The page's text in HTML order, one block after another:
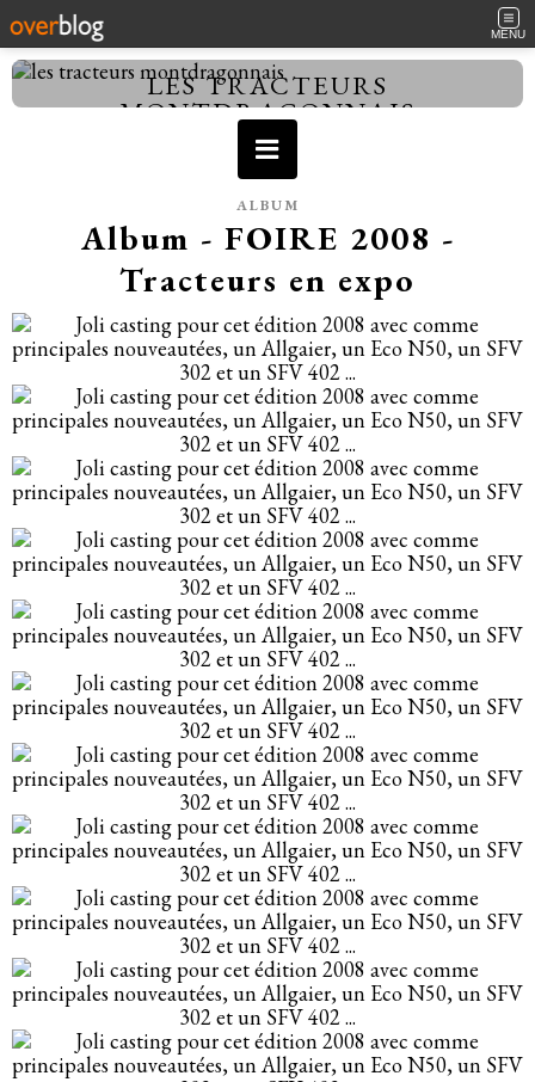
MENU
LES TRACTEURS
MONTDRAGONNAIS
ALBUM
Album - FOIRE 2008 -
Tracteurs en expo